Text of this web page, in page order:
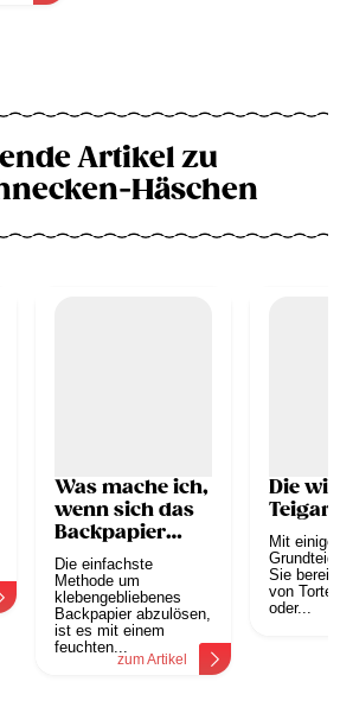
Artikel zu
Häschen
Was mache ich,
wenn sich das
Backpapier
nicht ablösen
lässt?
Die einfachste
Methode um
klebengebliebenes
Backpapier abzulösen,
ist es mit einem
feuchten...
zum Artikel
Die
Mit
Sie
von
oder...